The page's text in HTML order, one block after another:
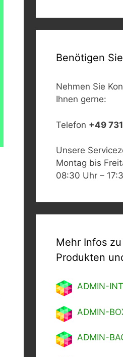
Benötigen
Nehmen Sie
Ihnen gerne:
Telefon +49
Unsere
Montag bis
08:30 Uhr –
Mehr Infos
Produkten
ADMIN-
ADMIN-
ADMIN-